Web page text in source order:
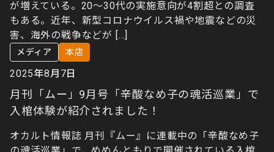
が増えている。20〜30代の実施意向が4割超との調査
もある。近年、新型コロナウイルス禍や地震などの災
害、海外の戦争などが […]
メディア 本店
2025年8月7日
月刊「ムー」9月号「辛酸なめ子の魂活巡業」で
入棺体験が紹介されました！
オカルト情報誌 月刊『ムー』に連載中の「辛酸なめ子